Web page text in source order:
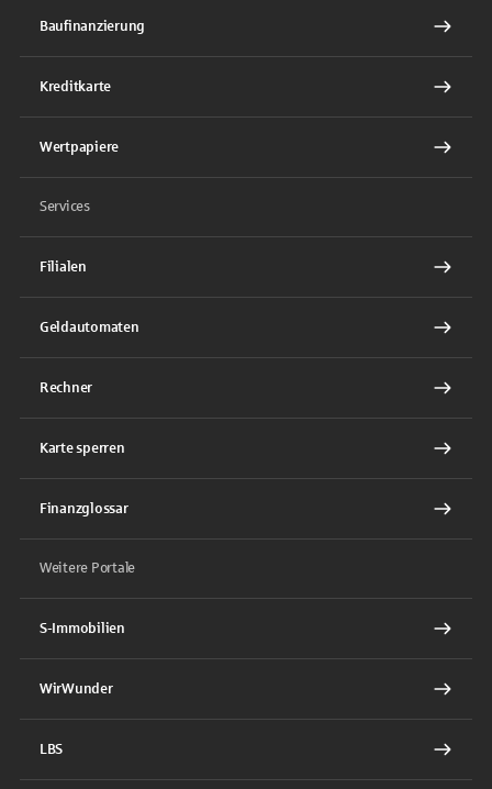
Baufinanzierung
Kreditkarte
Wertpapiere
Services
Filialen
Geldautomaten
Rechner
Karte sperren
Finanzglossar
Weitere Portale
S-Immobilien
WirWunder
LBS